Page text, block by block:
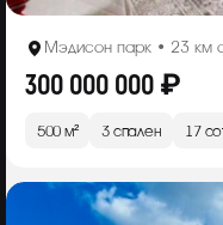
Мэдисон парк • 23 км
300 000 000 ₽
500 м² 3 спален 17